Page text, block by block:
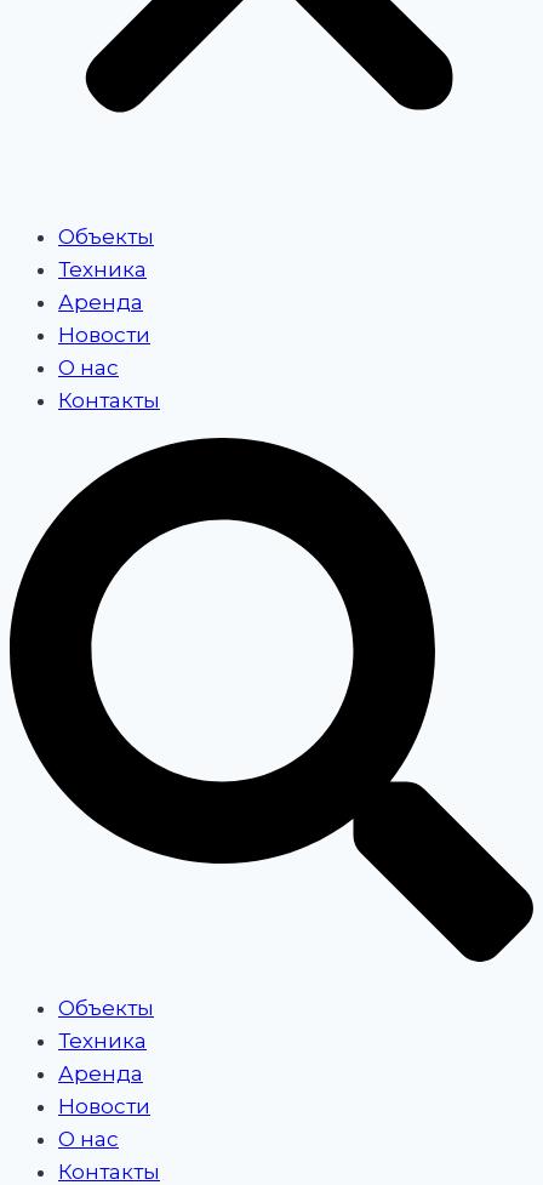
Объекты
Техника
Аренда
Новости
О нас
Контакты
Объекты
Техника
Аренда
Новости
О нас
Контакты